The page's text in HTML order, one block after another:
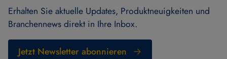
Erhalten Sie aktuelle Updates, Produktneuigkeiten und
Branchennews direkt in Ihre Inbox.
Jetzt Newsletter abonnieren